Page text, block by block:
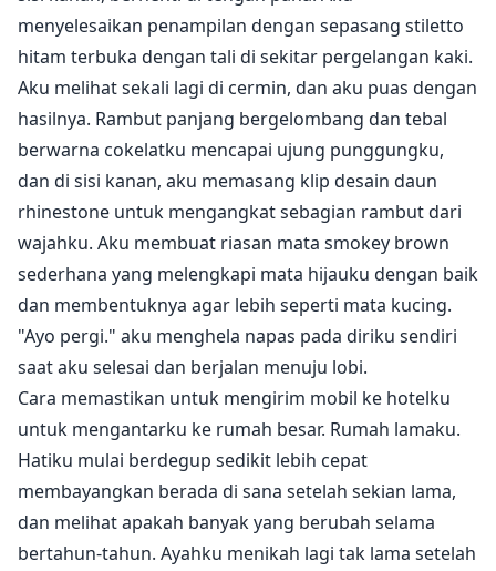
menyelesaikan penampilan dengan sepasang stiletto
hitam terbuka dengan tali di sekitar pergelangan kaki.
Aku melihat sekali lagi di cermin, dan aku puas dengan
hasilnya. Rambut panjang bergelombang dan tebal
berwarna cokelatku mencapai ujung punggungku,
dan di sisi kanan, aku memasang klip desain daun
rhinestone untuk mengangkat sebagian rambut dari
wajahku. Aku membuat riasan mata smokey brown
sederhana yang melengkapi mata hijauku dengan baik
dan membentuknya agar lebih seperti mata kucing.
"Ayo pergi." aku menghela napas pada diriku sendiri
saat aku selesai dan berjalan menuju lobi.
Cara memastikan untuk mengirim mobil ke hotelku
untuk mengantarku ke rumah besar. Rumah lamaku.
Hatiku mulai berdegup sedikit lebih cepat
membayangkan berada di sana setelah sekian lama,
dan melihat apakah banyak yang berubah selama
bertahun-tahun. Ayahku menikah lagi tak lama setelah